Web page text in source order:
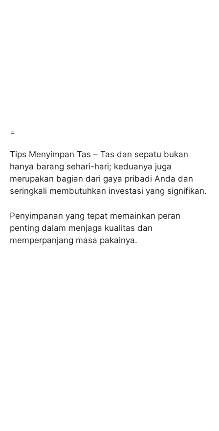
=
Tips Menyimpan Tas – Tas dan sepatu bukan
hanya barang sehari-hari; keduanya juga
merupakan bagian dari gaya pribadi Anda dan
seringkali membutuhkan investasi yang signifikan.
Penyimpanan yang tepat memainkan peran
penting dalam menjaga kualitas dan
memperpanjang masa pakainya.